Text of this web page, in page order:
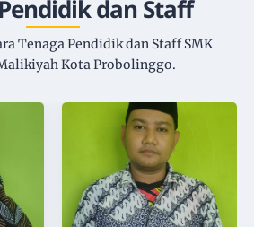
dan Staff
Tenaga Pendidik dan Staff SMK
Kota Probolinggo.